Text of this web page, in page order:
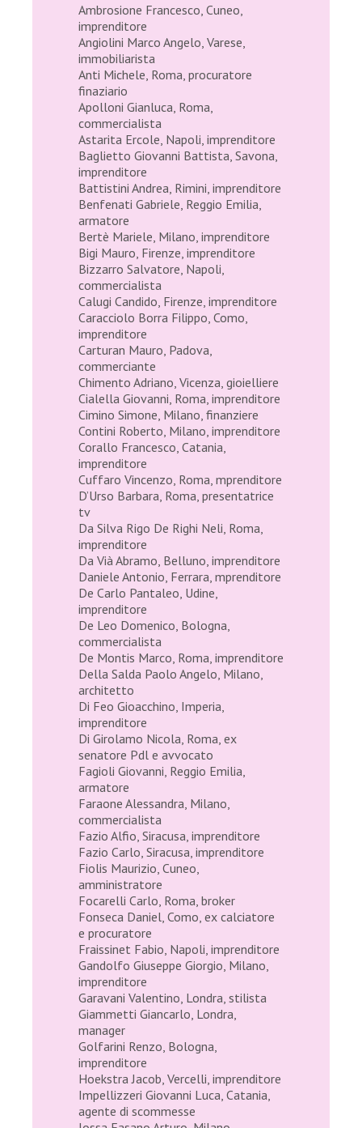
Ambrosione Francesco, Cuneo,
imprenditore
Angiolini Marco Angelo, Varese,
immobiliarista
Anti Michele, Roma, procuratore
finaziario
Apolloni Gianluca, Roma,
commercialista
Astarita Ercole, Napoli, imprenditore
Baglietto Giovanni Battista, Savona,
imprenditore
Battistini Andrea, Rimini, imprenditore
Benfenati Gabriele, Reggio Emilia,
armatore
Bertè Mariele, Milano, imprenditore
Bigi Mauro, Firenze, imprenditore
Bizzarro Salvatore, Napoli,
commercialista
Calugi Candido, Firenze, imprenditore
Caracciolo Borra Filippo, Como,
imprenditore
Carturan Mauro, Padova,
commerciante
Chimento Adriano, Vicenza, gioielliere
Cialella Giovanni, Roma, imprenditore
Cimino Simone, Milano, finanziere
Contini Roberto, Milano, imprenditore
Corallo Francesco, Catania,
imprenditore
Cuffaro Vincenzo, Roma, mprenditore
D’Urso Barbara, Roma, presentatrice
tv
Da Silva Rigo De Righi Neli, Roma,
imprenditore
Da Vià Abramo, Belluno, imprenditore
Daniele Antonio, Ferrara, mprenditore
De Carlo Pantaleo, Udine,
imprenditore
De Leo Domenico, Bologna,
commercialista
De Montis Marco, Roma, imprenditore
Della Salda Paolo Angelo, Milano,
architetto
Di Feo Gioacchino, Imperia,
imprenditore
Di Girolamo Nicola, Roma, ex
senatore Pdl e avvocato
Fagioli Giovanni, Reggio Emilia,
armatore
Faraone Alessandra, Milano,
commercialista
Fazio Alfio, Siracusa, imprenditore
Fazio Carlo, Siracusa, imprenditore
Fiolis Maurizio, Cuneo,
amministratore
Focarelli Carlo, Roma, broker
Fonseca Daniel, Como, ex calciatore
e procuratore
Fraissinet Fabio, Napoli, imprenditore
Gandolfo Giuseppe Giorgio, Milano,
imprenditore
Garavani Valentino, Londra, stilista
Giammetti Giancarlo, Londra,
manager
Golfarini Renzo, Bologna,
imprenditore
Hoekstra Jacob, Vercelli, imprenditore
Impellizzeri Giovanni Luca, Catania,
agente di scommesse